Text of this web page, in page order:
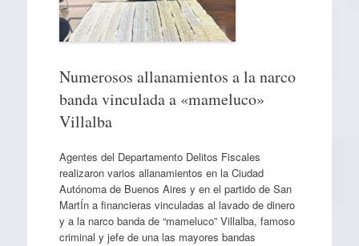
Numerosos allanamientos a la narco
banda vinculada a «mameluco»
Villalba
Agentes del Departamento Delitos Fiscales
realizaron varios allanamientos en la Ciudad
Autónoma de Buenos Aires y en el partido de San
MartÍn a financieras vinculadas al lavado de dinero
y a la narco banda de “mameluco” Villalba, famoso
criminal y jefe de una las mayores bandas